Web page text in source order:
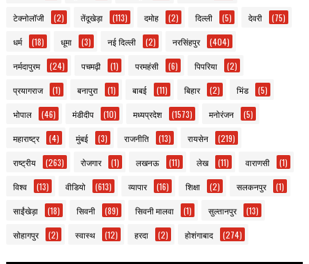
टेक्नोलॉजी (2) तेंदूखेड़ा (113) दमोह (2) दिल्ली (5) देवरी (75)
धर्म (18) धूमा (3) नई दिल्ली (2) नरसिंहपुर (404)
नर्मदापुरम (24) पचमढ़ी (1) परमहंसी (6) पिपरिया (2)
प्रयागराज (1) बनापुरा (1) बाबई (11) बिहार (2) भिंड (5)
भोपाल (46) मंडीदीप (10) मध्यप्रदेश (1573) मनोरंजन (5)
महाराष्ट्र (4) मुंबई (3) राजनीति (13) रायसेन (219)
राष्ट्रीय (263) रोजगार (1) लखनऊ (11) लेख (11) वाराणसी (1)
विश्व (13) वीडियो (613) व्यापार (16) शिक्षा (2) सलकनपुर (1)
साईंखेड़ा (18) सिवनी (89) सिवनी मालवा (1) सुल्तानपुर (13)
सोहागपुर (2) स्वास्थ (12) हरदा (2) होशंगाबाद (274)